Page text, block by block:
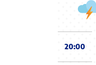
20:00